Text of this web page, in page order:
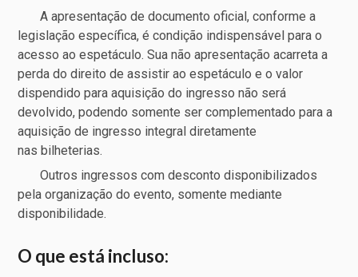
A apresentação de documento oficial, conforme a
legislação específica, é condição indispensável para o
acesso ao espetáculo. Sua não apresentação acarreta a
perda do direito de assistir ao espetáculo e o valor
dispendido para aquisição do ingresso não será
devolvido, podendo somente ser complementado para a
aquisição de ingresso integral diretamente
nas bilheterias.
Outros ingressos com desconto disponibilizados
pela organização do evento, somente mediante
disponibilidade.
O que está incluso: